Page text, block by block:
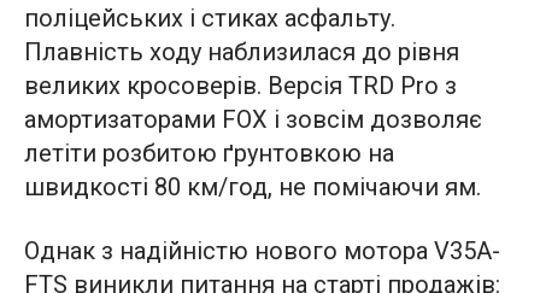
поліцейських і стиках асфальту.
Плавність ходу наблизилася до рівня
великих кросоверів. Версія TRD Pro з
амортизаторами FOX і зовсім дозволяє
летіти розбитою ґрунтовкою на
швидкості 80 км/год, не помічаючи ям.
Однак з надійністю нового мотора V35A-
FTS виникли питання на старті продажів: